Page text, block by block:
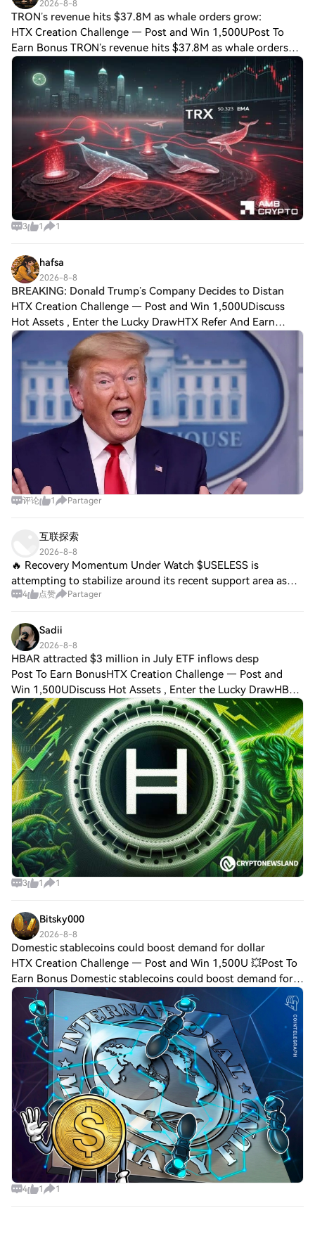
2026-8-8
TRON’s revenue hits $37.8M as whale orders grow:
HTX Creation Challenge — Post and Win 1,500UPost To
Earn Bonus TRON’s revenue hits $37.8M as whale orders
grow: Can TRX break out next? The pennant narrowed as
the network grew, putting price action u
3 1 1
hafsa
2026-8-8
BREAKING: Donald Trump’s Company Decides to Distan
HTX Creation Challenge — Post and Win 1,500UDiscuss
Hot Assets , Enter the Lucky DrawHTX Refer And Earn
BREAKING: Donald Trump’s Company Decides to Distance
Itself from Cryptocurrencies – Price of One
评论 1 Partager
互联探索
2026-8-8
🔥 Recovery Momentum Under Watch $USELESS is
attempting to stabilize around its recent support area as
volatility remains elevated. A sustained recovery above
4 点赞 Partager
Sadii
2026-8-8
HBAR attracted $3 million in July ETF inflows desp
Post To Earn BonusHTX Creation Challenge — Post and
Win 1,500UDiscuss Hot Assets , Enter the Lucky DrawHBAR
attracted $3 million in July ETF inflows despite weak price
performance. Key support at $0.0
3 1 1
Bitsky000
2026-8-8
Domestic stablecoins could boost demand for dollar
HTX Creation Challenge — Post and Win 1,500U 💥Post To
Earn Bonus Domestic stablecoins could boost demand for
dollar-backed tokens: IMFDomestic-currency stablecoins
intended to curb reliance on dollar-
4 1 1